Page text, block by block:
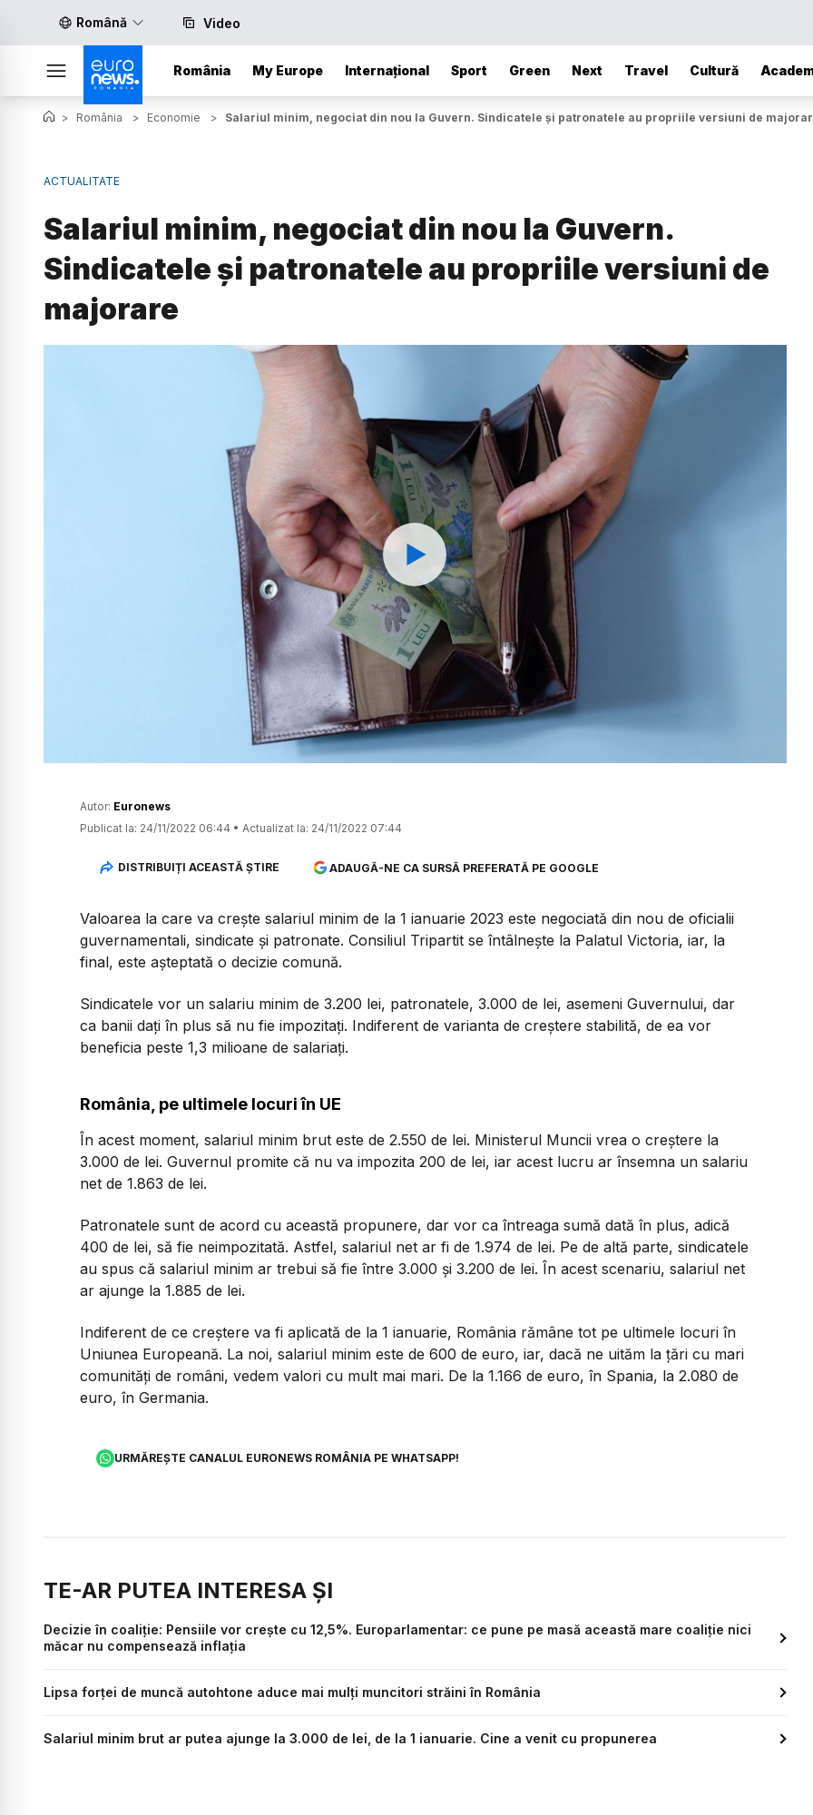
Română Video
România My Europe Internațional Sport Green Next Travel Cultură
> România > Economie > Salariul minim, negociat din nou la Guvern. Sindicatele și patronatele au propriile versiuni de
ACTUALITATE
Salariul minim, negociat din nou la Guvern.
Sindicatele și patronatele au propriile versiuni de
majorare
Watch
Autor: Euronews
Publicat la: 24/11/2022 06:44 • Actualizat la: 24/11/2022 07:44
DISTRIBUIȚI ACEASTĂ ȘTIRE ADAUGĂ-NE CA SURSĂ PREFERATĂ PE GOOGLE
Valoarea la care va crește salariul minim de la 1 ianuarie 2023 este negociată din nou de oficialii
guvernamentali, sindicate și patronate. Consiliul Tripartit se întâlnește la Palatul Victoria, iar, la
final, este așteptată o decizie comună.
Sindicatele vor un salariu minim de 3.200 lei, patronatele, 3.000 de lei, asemeni Guvernului, dar
ca banii dați în plus să nu fie impozitați. Indiferent de varianta de creștere stabilită, de ea vor
beneficia peste 1,3 milioane de salariați.
România, pe ultimele locuri în UE
În acest moment, salariul minim brut este de 2.550 de lei. Ministerul Muncii vrea o creștere la
3.000 de lei. Guvernul promite că nu va impozita 200 de lei, iar acest lucru ar însemna un salariu
net de 1.863 de lei.
Patronatele sunt de acord cu această propunere, dar vor ca întreaga sumă dată în plus, adică
400 de lei, să fie neimpozitată. Astfel, salariul net ar fi de 1.974 de lei. Pe de altă parte, sindicatele
au spus că salariul minim ar trebui să fie între 3.000 și 3.200 de lei. În acest scenariu, salariul net
ar ajunge la 1.885 de lei.
Indiferent de ce creștere va fi aplicată de la 1 ianuarie, România rămâne tot pe ultimele locuri în
Uniunea Europeană. La noi, salariul minim este de 600 de euro, iar, dacă ne uităm la țări cu mari
comunități de români, vedem valori cu mult mai mari. De la 1.166 de euro, în Spania, la 2.080 de
euro, în Germania.
URMĂREȘTE CANALUL EURONEWS ROMÂNIA PE WHATSAPP!
TE-AR PUTEA INTERESA ȘI
Decizie în coaliție: Pensiile vor creşte cu 12,5%. Europarlamentar: ce pune pe masă această mare coaliție nici
măcar nu compensează inflația
Lipsa forței de muncă autohtone aduce mai mulți muncitori străini în România
Salariul minim brut ar putea ajunge la 3.000 de lei, de la 1 ianuarie. Cine a venit cu propunerea